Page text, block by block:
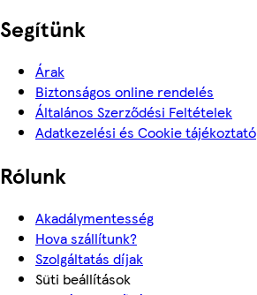
Segítünk
Árak
Biztonságos online rendelés
Általános Szerződési Feltételek
Adatkezelési és Cookie tájékoztató
Rólunk
Akadálymentesség
Hova szállítunk?
Szolgáltatás díjak
Süti beállítások